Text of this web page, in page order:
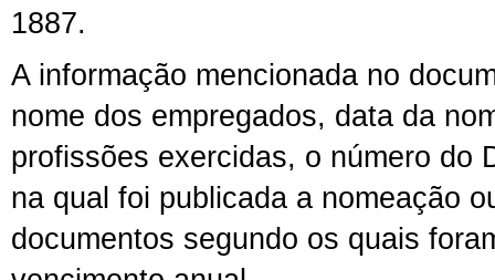
1887.
A informação mencionada no
nome dos empregados, data da
profissões exercidas, o número do
na qual foi publicada a nomeação
documentos segundo os quais